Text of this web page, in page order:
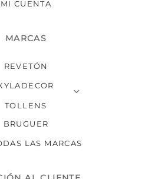
MI CUENTA
MARCAS
REVETÓN
TOLLENS
BRUGUER
LAS MARCAS